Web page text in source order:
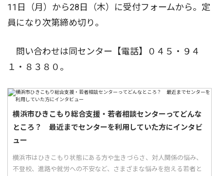
11日（月）から28日（木）に受付フォームから。定
員になり次第締め切り。
問い合わせは同センター【電話】０４５・９４
１・８３８０。
横浜市ひきこもり総合支援・若者相談センターってどんな
ところ？ 最近までセンターを利用していた方にインタビ
ュー
横浜市はひきこもり状態にある方や生きづらさ、対人関係の悩み、
不登校、進路や就労への不安など、さまざまな悩みを抱える若者と